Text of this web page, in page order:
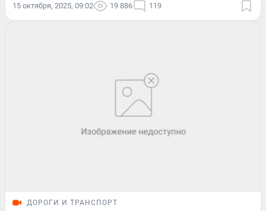
15 октября, 2025, 09:02 19 886 119
ДОРОГИ И ТРАНСПОРТ